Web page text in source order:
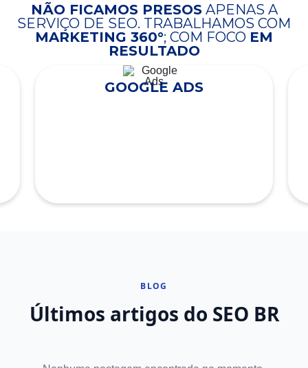
NÃO FICAMOS PRESOSAPENAS A
SERVIÇO DE SEO. TRABALHAMOS COM
MARKETING 360°; COM FOCO EM
RESULTADO
GOOGLE ADS
BLOG
Últimos artigos do SEO BR